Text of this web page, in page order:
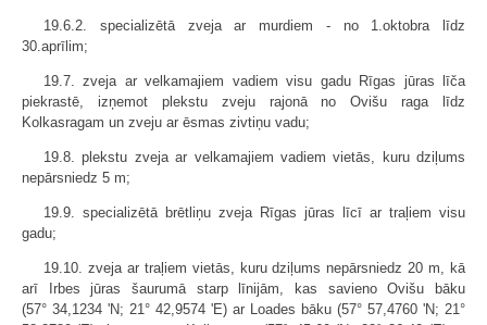
19.6.2. specializētā zveja ar murdiem - no 1.oktobra līdz
30.aprīlim;
19.7. zveja ar velkamajiem vadiem visu gadu Rīgas jūras līča
piekrastē, izņemot plekstu zveju rajonā no Ovišu raga līdz
Kolkasragam un zveju ar ēsmas zivtiņu vadu;
19.8. plekstu zveja ar velkamajiem vadiem vietās, kuru dziļums
nepārsniedz 5 m;
19.9. specializētā brētliņu zveja Rīgas jūras līcī ar traļiem visu
gadu;
19.10. zveja ar traļiem vietās, kuru dziļums nepārsniedz 20 m, kā
arī Irbes jūras šaurumā starp līnijām, kas savieno Ovišu bāku
(57° 34,1234 'N; 21° 42,9574 'E) ar Loades bāku (57° 57,4760 'N; 21°